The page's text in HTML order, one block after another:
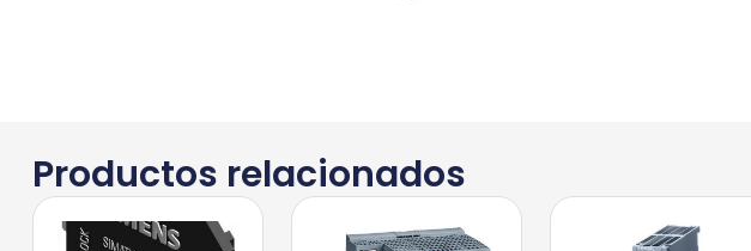
Productos relacionados